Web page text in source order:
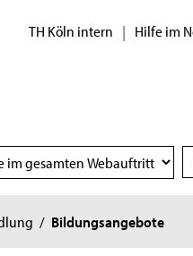
TH Köln intern | Hilfe im
/ Bildungsangebote